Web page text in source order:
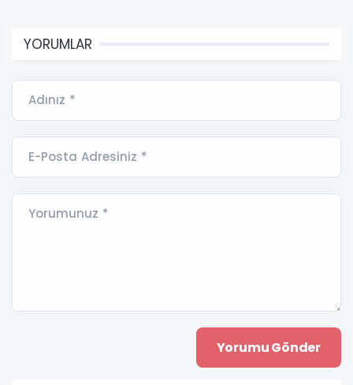
YORUMLAR
Adınız *
E-Posta Adresiniz *
Yorumunuz *